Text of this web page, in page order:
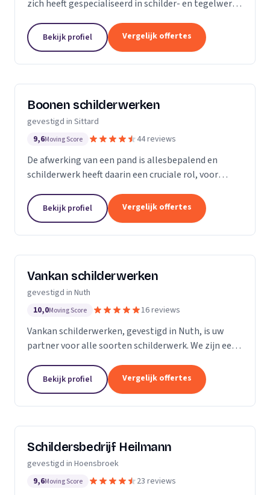
zich heeft gespecialiseerd in schilder- en tegelwerk.
het vaandel. Met grote deskundigheid zullen...
Bekijk profiel Vergelijk offertes
Boonen schilderwerken
gevestigd in Sittard
9,6Moving Score 44 reviews
De afwerking van een pand is allesbepalend en
schilderwerk heeft daarin een cruciale rol, voor
schilderwerken is op de hoogte van de laatste
trends op het...
Bekijk profiel Vergelijk offertes
Vankan schilderwerken
gevestigd in Nuth
10,0Moving Score 16 reviews
Vankan schilderwerken, gevestigd in Nuth, is uw
partner voor alle soorten schilderwerk. We zijn een
vakbekwaam personeel en hebben ondertussen
ruim 50...
Bekijk profiel Vergelijk offertes
Schildersbedrijf Heilmann
gevestigd in Hoensbroek
9,6Moving Score 23 reviews